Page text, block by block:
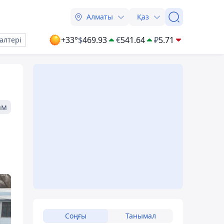
Алматы Қаз
+33°$469.93 €541.64 ₽5.71
Соңғы Танымал